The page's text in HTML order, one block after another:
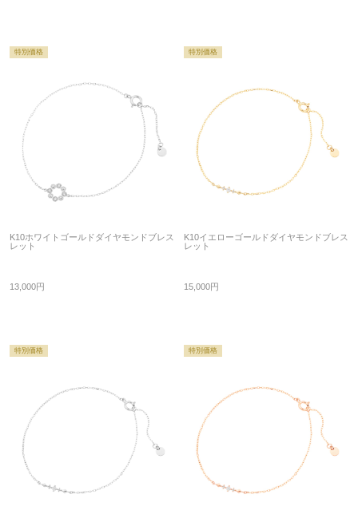
特別価格
K10ホワイトゴールドダイヤモンドブレス
レット
13,000円
特別価格
K10イエローゴールドダイヤモンドブレス
レット
15,000円
特別価格 特別価格